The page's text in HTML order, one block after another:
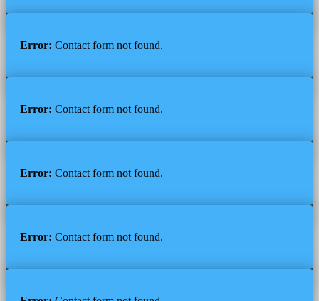
Error: Contact form not found.
Error: Contact form not found.
Error: Contact form not found.
Error: Contact form not found.